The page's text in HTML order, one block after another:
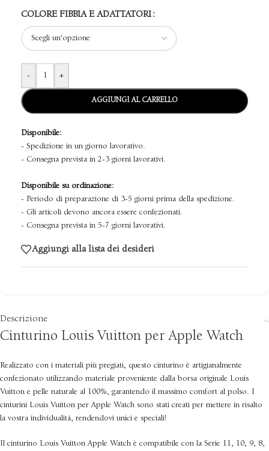
COLORE FIBBIA E ADATTATORI
- +
AGGIUNGI AL CARRELLO
Disponibile:
- Spedizione in un giorno lavorativo.
- Consegna prevista in 2-3 giorni lavorativi.
Disponibile su ordinazione:
- Periodo di preparazione di 3-5 giorni prima della spedizione.
- Gli articoli devono ancora essere confezionati.
- Consegna prevista in 5-7 giorni lavorativi.
Aggiungi alla lista dei desideri
Descrizione
Cinturino Louis Vuitton per Apple Watch
Realizzato con i materiali più pregiati, questo cinturino è artigianalmente
confezionato utilizzando materiale proveniente dalla borsa originale Louis
Vuitton e pelle naturale al 100%, garantendo il massimo comfort al polso. I
cinturini Louis Vuitton per Apple Watch sono stati creati per mettere in risalto
la vostra individualità, rendendovi unici e speciali!
Il cinturino Louis Vuitton Apple Watch è compatibile con la Serie 11, 10, 9, 8,